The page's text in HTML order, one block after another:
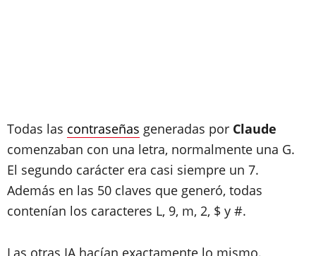
Todas las contraseñas generadas por Claude
comenzaban con una letra, normalmente una G.
El segundo carácter era casi siempre un 7.
Además en las 50 claves que generó, todas
contenían los caracteres L, 9, m, 2, $ y #.
Las otras IA hacían exactamente lo mismo.